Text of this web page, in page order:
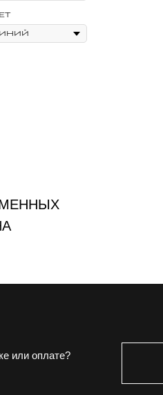
или оплате?